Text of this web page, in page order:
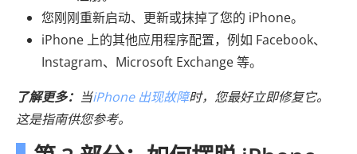
您刚刚重新启动、更新或抹掉了您的 iPhone。
iPhone 上的其他应用程序配置，例如 Facebook、
Instagram、Microsoft Exchange 等。
了解更多： 当iPhone 出现故障时，您最好立即修复它。
这是指南供您参考。